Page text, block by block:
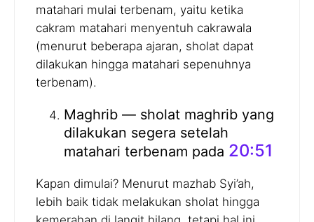
matahari mulai terbenam, yaitu ketika
cakram matahari menyentuh cakrawala
(menurut beberapa ajaran, sholat dapat
dilakukan hingga matahari sepenuhnya
terbenam).
Maghrib — sholat maghrib yang
dilakukan segera setelah
matahari terbenam pada 20:51
Kapan dimulai? Menurut mazhab Syi’ah,
lebih baik tidak melakukan sholat hingga